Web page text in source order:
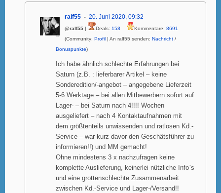
ralf55 20. Juni 2020, 09:32
@ralf55 | Deals: 158 Kommentare: 8691
(Community: Profil | An ralf55 senden: Nachricht /
Bonuspunkte)
Ich habe ähnlich schlechte Erfahrungen bei
Saturn (z.B. : lieferbarer Artikel – keine
Sonderedition/-angebot – angegebene Lieferzeit
5-6 Werktage – bei allen Mitbewerbern sofort auf
Lager- – bei Saturn nach 4!!!! Wochen
ausgeliefert – nach 4 Kontaktaufnahmen mit
dem größtenteils unwissenden und ratlosen Kd.-
Service – war kurz davor den Geschätsführer zu
informieren!!) und MM gemacht!
Ohne mindestens 3 x nachzufragen keine
komplette Auslieferung, keinerlei nützliche Info`s
und eine grottenschlechte Zusammenarbeit
zwischen Kd.-Service und Lager-/Versand!!